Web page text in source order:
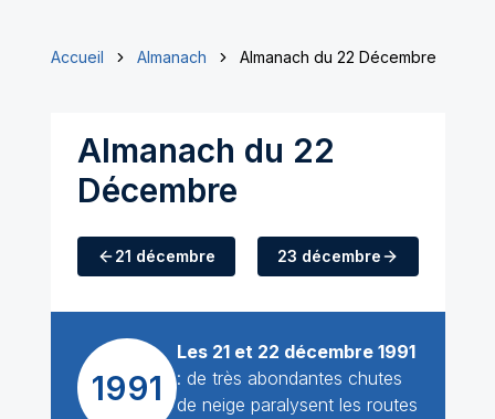
Accueil Almanach Almanach du 22 Décembre
Almanach du 22
Décembre
21 décembre 23 décembre
1991
Les 21 et 22 décembre 1991
: de très abondantes chutes
de neige paralysent les routes